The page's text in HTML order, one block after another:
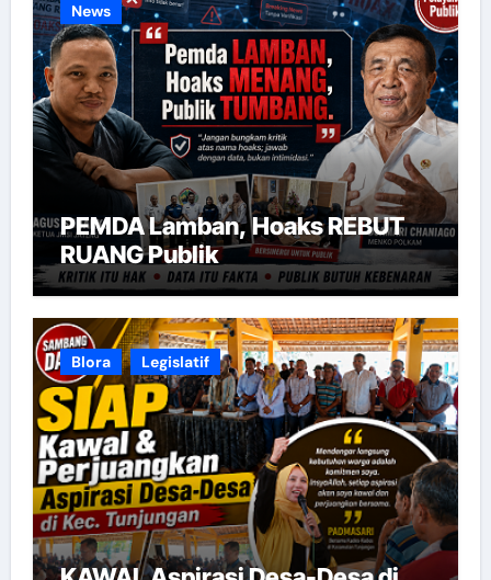
News
PEMDA Lamban, Hoaks REBUT
RUANG Publik
Blora Legislatif